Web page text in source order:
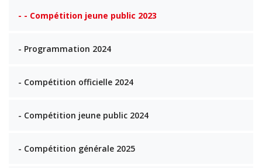
- - Compétition jeune public 2023
- Programmation 2024
- Compétition officielle 2024
- Compétition jeune public 2024
- Compétition générale 2025